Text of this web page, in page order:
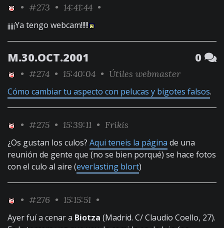
• #273 • 14:41:44 •
¡¡¡¡¡Ya tengo webcam!!!!!
M.30.OCT.2001 0
• #274 • 15:40:04 • Útiles webmaster
Cómo cambiar tu aspecto con pelucas y bigotes falsos.
• #275 • 15:39:11 • Frikis
¿Os gustan los culos? Aqui teneis la página de una
reunión de gente que (no se bien porqué) se hace fotos
con el culo al aire (everlasting blort)
• #276 • 15:15:51 •
Ayer fuí a cenar a Biotza (Madrid. C/ Claudio Coello, 27).